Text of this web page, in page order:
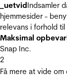
_uetvidIndsamler
hjemmesider -
relevans i forhold
Maksimal
Snap Inc.
2
Få mere at vide